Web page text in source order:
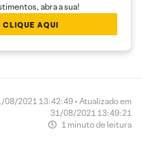
abra a sua!
CLIQUE AQUI
08/2021 13:42:49 • Atualizado em
31/08/2021 13:49:21
1 minuto de leitura